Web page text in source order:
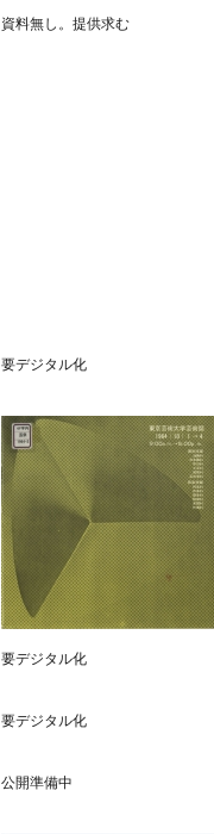
資料無し。提供求む
要デジタル化
要デジタル化
要デジタル化
公開準備中